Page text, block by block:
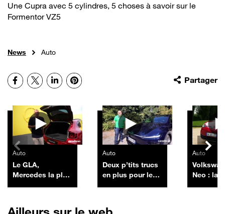
Une Cupra avec 5 cylindres, 5 choses à savoir sur le
Formentor VZ5
News Auto
Partager
Facebook
X LinkedInPinterest
Autres vidéos
Auto
Le GLA,
Mercedes la plus
Auto
Deux p’tits trucs
en plus pour le
Auto
Neo : la